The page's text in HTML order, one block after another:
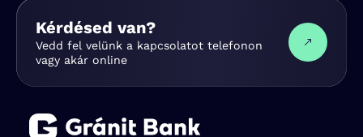
Kérdésed van?
Vedd fel velünk a kapcsolatot telefonon
vagy akár online